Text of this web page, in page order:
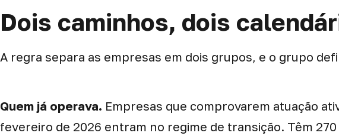
Dois caminhos, dois
A regra separa as empresas em dois grupos, e o grupo
Quem já operava. Empresas que comprovarem atuação
fevereiro de 2026 entram no regime de transição. Têm